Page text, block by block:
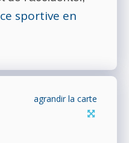
sportive en
agrandir la carte